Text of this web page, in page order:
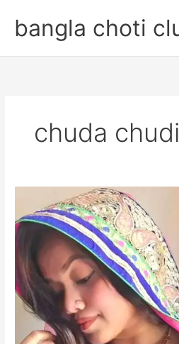
contentbangla choti
chuda